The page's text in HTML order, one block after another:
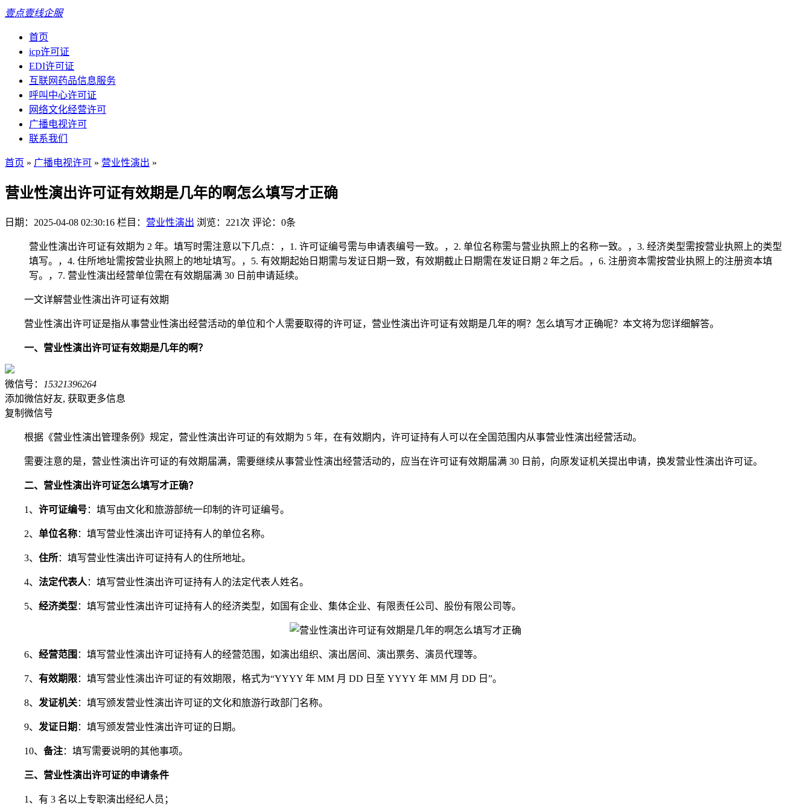
壹点壹线企服
首页
icp许可证
EDI许可证
互联网药品信息服务
呼叫中心许可证
网络文化经营许可
广播电视许可
联系我们
首页 » 广播电视许可 » 营业性演出 »
营业性演出许可证有效期是几年的啊怎么填写才正确
日期：2025-04-08 02:30:16 栏目： 营业性演出 浏览：221次 评论：0条
营业性演出许可证有效期为 2 年。填写时需注意以下几点：，1. 许可证编号需与申请表编号一致。，2. 单位名称需与营业执照上的名称一致。，3. 经济类型需按营业执照上的类型
填写。，4. 住所地址需按营业执照上的地址填写。，5. 有效期起始日期需与发证日期一致，有效期截止日期需在发证日期 2 年之后。，6. 注册资本需按营业执照上的注册资本填
写。，7. 营业性演出经营单位需在有效期届满 30 日前申请延续。
一文详解营业性演出许可证有效期
营业性演出许可证是指从事营业性演出经营活动的单位和个人需要取得的许可证，营业性演出许可证有效期是几年的啊？怎么填写才正确呢？本文将为您详细解答。
一、营业性演出许可证有效期是几年的啊？
微信号：
15321396264
添加微信好友, 获取更多信息
复制微信号
根据《营业性演出管理条例》规定，营业性演出许可证的有效期为 5 年，在有效期内，许可证持有人可以在全国范围内从事营业性演出经营活动。
需要注意的是，营业性演出许可证的有效期届满，需要继续从事营业性演出经营活动的，应当在许可证有效期届满 30 日前，向原发证机关提出申请，换发营业性演出许可证。
二、营业性演出许可证怎么填写才正确？
1、 许可证编号：填写由文化和旅游部统一印制的许可证编号。
2、 单位名称：填写营业性演出许可证持有人的单位名称。
3、 住所：填写营业性演出许可证持有人的住所地址。
4、 法定代表人 ：填写营业性演出许可证持有人的法定代表人姓名。
5、 经济类型 ：填写营业性演出许可证持有人的经济类型，如国有企业、集体企业、有限责任公司、股份有限公司等。
6、 经营范围 ：填写营业性演出许可证持有人的经营范围，如演出组织、演出居间、演出票务、演员代理等。
7、 有效期限：填写营业性演出许可证的有效期限，格式为“YYYY 年 MM 月 DD 日至 YYYY 年 MM 月 DD 日”。
8、 发证机关：填写颁发营业性演出许可证的文化和旅游行政部门名称。
9、 发证日期 ：填写颁发营业性演出许可证的日期。
10、 备注：填写需要说明的其他事项。
三、营业性演出许可证的申请条件
1、有 3 名以上专职演出经纪人员；